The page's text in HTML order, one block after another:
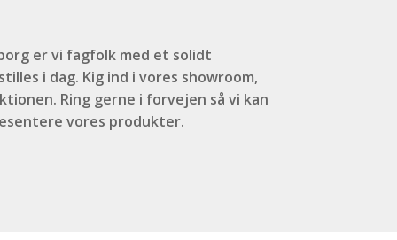
er vi fagfolk med et solidt
i dag. Kig ind i vores showroom,
Ring gerne i forvejen så vi kan
vores produkter.